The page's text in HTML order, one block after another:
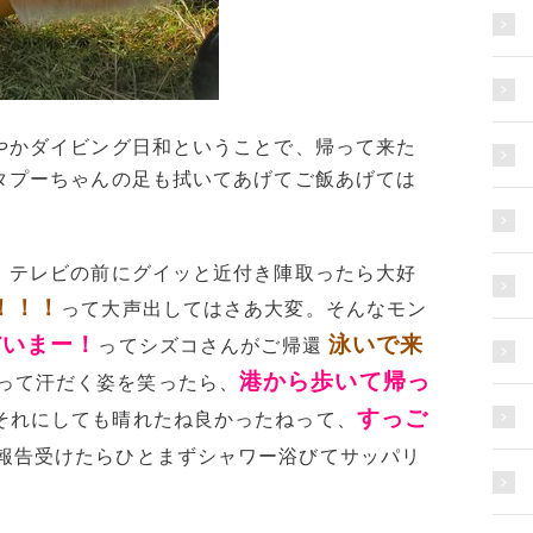
ダイビング日和ということで、帰って来た
ーちゃんの足も拭いてあげてご飯あげては
レビの前にグイッと近付き陣取ったら大好
！！ って大声出してはさあ大変。そんなモン
まー！ ってシズコさんがご帰還 泳いで来
て汗だく姿を笑ったら、港から歩いて帰っ
にしても晴れたね良かったねって、 すっご
告受けたらひとまずシャワー浴びてサッパリ